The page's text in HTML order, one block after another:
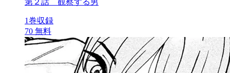
1巻収録
70 無料